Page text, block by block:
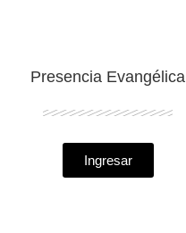
Presencia Evangélica
Ingresar